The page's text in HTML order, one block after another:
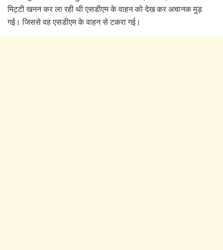
मिट्टी खनन कर ला रही थी एसडीएम के वाहन को देख कर अचानक मुड़
गई। जिससे वह एसडीएम के वाहन से टकरा गई।